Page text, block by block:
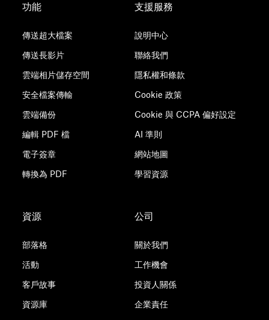
功能
傳送超大檔案
傳送長影片
雲端相片儲存空間
安全檔案傳輸
雲端備份
編輯 PDF 檔
電子簽章
轉換為 PDF
支援服務
說明中心
聯絡我們
隱私權和條款
Cookie 政策
Cookie 與 CCPA 偏好設定
AI 準則
網站地圖
學習資源
資源
部落格
活動
客戶故事
資源庫
公司
關於我們
工作機會
投資人關係
企業責任